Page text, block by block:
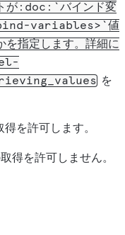
が:doc:`バインド変
variables>`値
を指定します。詳細に
を
を許可します。
得を許可しません。